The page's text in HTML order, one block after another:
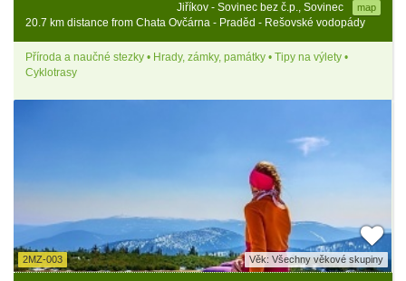
Jiříkov - Sovinec bez č.p., Sovinec map
20.7 km distance from Chata Ovčárna - Praděd - Rešovské vodopády
Příroda a naučné stezky • Hrady, zámky, památky • Tipy na výlety •
Cyklotrasy
2MZ-003 Věk: Všechny věkové skupiny